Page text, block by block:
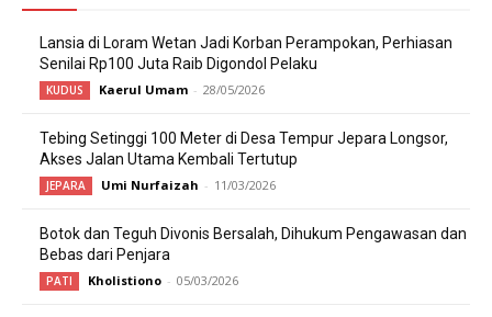
Lansia di Loram Wetan Jadi Korban Perampokan, Perhiasan
Senilai Rp100 Juta Raib Digondol Pelaku
KUDUS Kaerul Umam - 28/05/2026
Tebing Setinggi 100 Meter di Desa Tempur Jepara Longsor,
Akses Jalan Utama Kembali Tertutup
JEPARA Umi Nurfaizah - 11/03/2026
Botok dan Teguh Divonis Bersalah, Dihukum Pengawasan dan
Bebas dari Penjara
PATI Kholistiono - 05/03/2026